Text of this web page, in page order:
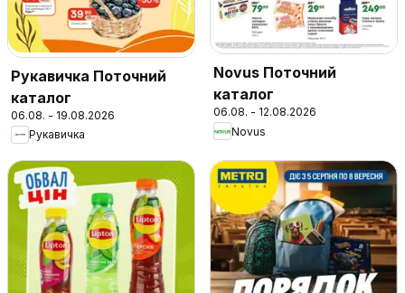
Рукавичка Поточний
каталог
06.08. - 19.08.2026
Рукавичка
Novus Поточний
каталог
06.08. - 12.08.2026
Novus